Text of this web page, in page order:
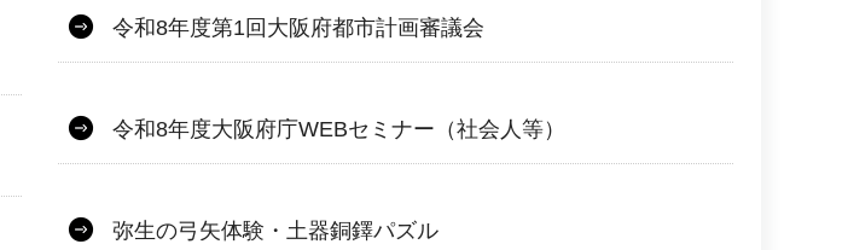
令和8年度第1回大阪府都市計画審議会
令和8年度大阪府庁WEBセミナー（社会人等）
弥生の弓矢体験・土器銅鐸パズル